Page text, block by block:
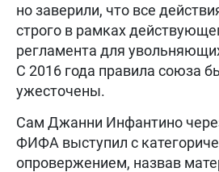
но заверили, что все
строго в рамках
регламента для
С 2016 года правила союза
ужесточены.
Сам Джанни Инфантино
ФИФА выступил с
опровержением, назвав